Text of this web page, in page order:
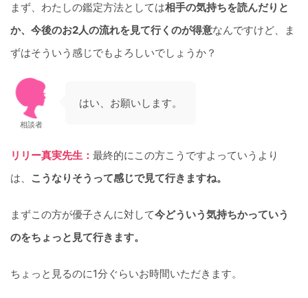
まず、わたしの鑑定方法としては相手の気持ちを読んだりと
か、今後のお2人の流れを見て行くのが得意なんですけど、ま
ずはそういう感じでもよろしいでしょうか？
相談者
はい、お願いします。
リリー真実先生： 最終的にこの方こうですよっていうより
は、 こうなりそうって感じで見て行きますね。
まずこの方が優子さんに対して今どういう気持ちかっていう
のをちょっと見て行きます。
ちょっと見るのに1分ぐらいお時間いただきます。